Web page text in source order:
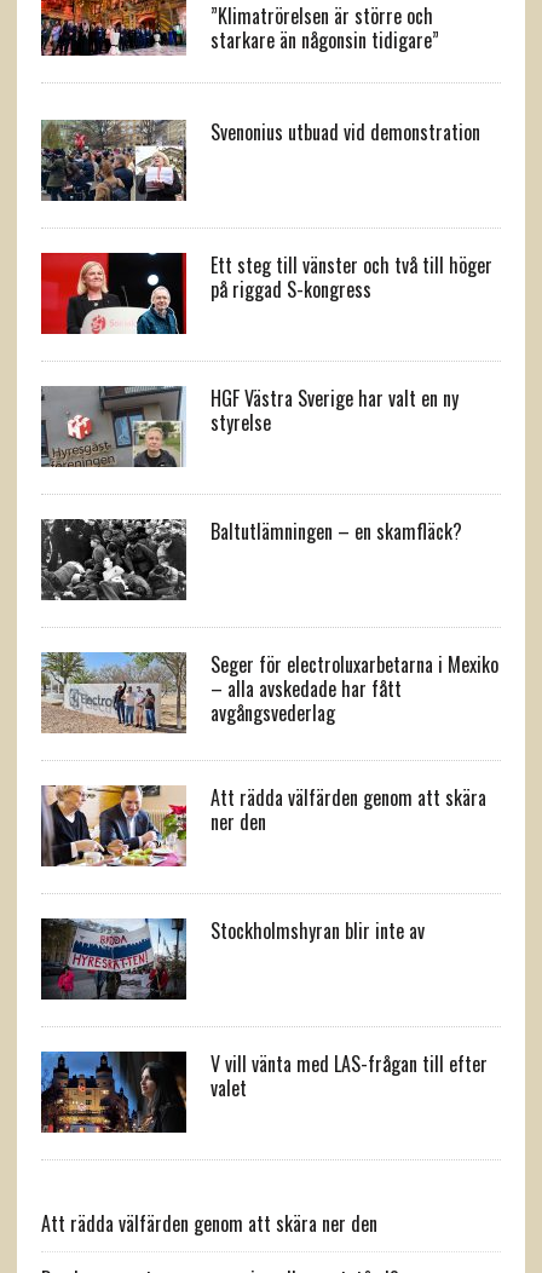
”Klimatrörelsen är större och
starkare än någonsin tidigare”
Svenonius utbuad vid demonstration
Ett steg till vänster och två till höger
på riggad S-kongress
HGF Västra Sverige har valt en ny
styrelse
Baltutlämningen – en skamfläck?
Seger för electroluxarbetarna i Mexiko
– alla avskedade har fått
avgångsvederlag
Att rädda välfärden genom att skära
ner den
Stockholmshyran blir inte av
V vill vänta med LAS-frågan till efter
valet
Att rädda välfärden genom att skära ner den